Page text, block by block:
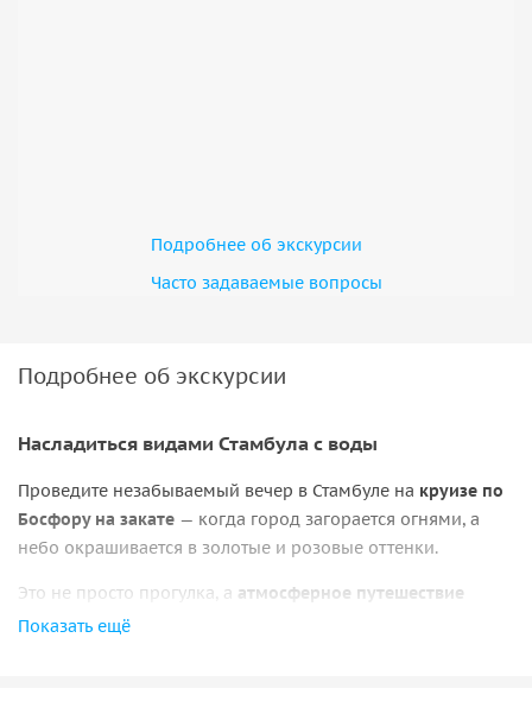
Подробнее об экскурсии
Часто задаваемые вопросы
Подробнее об экскурсии
Насладиться видами Стамбула с воды
Проведите незабываемый вечер в Стамбуле на круизе по
Босфору на закате — когда город загорается огнями, а
небо окрашивается в золотые и розовые оттенки.
Это не просто прогулка, а атмосферное путешествие
между Европой и Азией
Показать ещё